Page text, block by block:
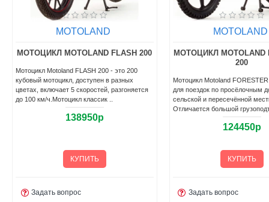
MOTOLAND
МОТОЦИКЛ MOTOLAND
Мотоцикл Motoland SCRAMBLER 250 с ПТС:
установлен двигатель 165FMM,
одноцилиндрового типа. В данной модели
присутствует воздушное
охлаждение.Стальная ..
КУПИТЬ
Задать вопрос
MOTOLAND
МОТОЦИКЛ
200
Мотоцикл Motoland Striker 200
сезона 2024 года в
функциональным дизайном.
фарой дальнего и ближнего
121450р
КУПИТЬ
Задать вопрос